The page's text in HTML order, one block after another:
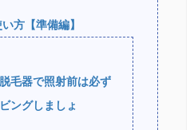
方【準備編】
毛器で照射前は必ず
ングしましょ